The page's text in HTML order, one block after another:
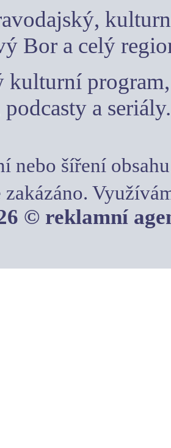
Bor a celý
kulturní
a seriály.
nebo šíření
© reklamní